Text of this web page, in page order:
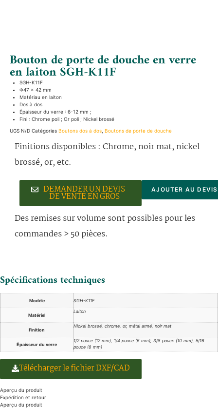
Bouton de porte de douche en verre
en laiton SGH-K11F
SGH-K11F
Φ47 × 42 mm
Matériau en laiton
Dos à dos
Épaisseur du verre : 6-12 mm ;
Fini : Chrome poli ; Or poli ; Nickel brossé
UGS N/D Catégories Boutons dos à dos Boutons de porte de douche
Finitions disponibles : Chrome, noir mat, nickel
brossé, or, etc.
DEMANDER UN DEVIS
DE VENTE EN GROS
AJOUTER AU DEVIS
Des remises sur volume sont possibles pour les
commandes > 50 pièces.
Spécifications techniques
Modèle SGH-K11F
Matériel
Laiton
Finition
Nickel brossé, chrome, or, métal armé, noir mat
Épaisseur du verre
1/2 pouce (12 mm), 1/4 pouce (6 mm), 3/8 pouce (10 mm), 5/16
pouce (8 mm)
Télécharger le fichier DXF/CAD
Aperçu du produit
Expédition et retour
Aperçu du produit